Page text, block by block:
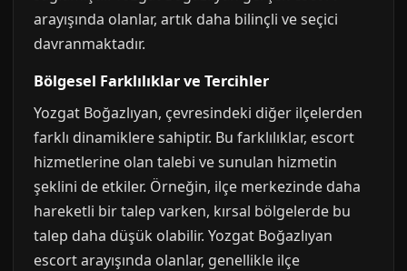
arayışında olanlar, artık daha bilinçli ve seçici
davranmaktadır.
Bölgesel Farklılıklar ve Tercihler
Yozgat Boğazlıyan, çevresindeki diğer ilçelerden
farklı dinamiklere sahiptir. Bu farklılıklar, escort
hizmetlerine olan talebi ve sunulan hizmetin
şeklini de etkiler. Örneğin, ilçe merkezinde daha
hareketli bir talep varken, kırsal bölgelerde bu
talep daha düşük olabilir. Yozgat Boğazlıyan
escort arayışında olanlar, genellikle ilçe